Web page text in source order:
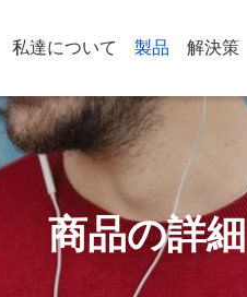
私達について 製品 解決策
商品の詳細